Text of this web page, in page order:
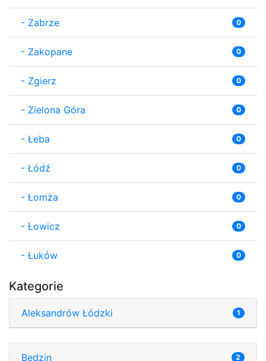
- Zabrze 0
- Zakopane 0
- Zgierz 0
- Zielona Góra 0
- Łeba 0
- Łódź 0
- Łomża 0
- Łowicz 0
- Łuków 0
Kategorie
Aleksandrów Łódzki 1
Będzin 2